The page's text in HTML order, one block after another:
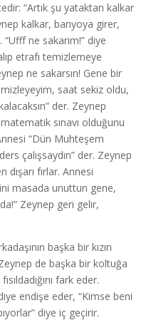
“Artık şu yataktan kalkar
kalkar, banyoya girer,
“Ufff ne sakarım!” diye
etrafı temizlemeye
ne sakarsın! Gene bir
saat sekiz oldu,
der. Zeynep
sınavı olduğunu
“Dün Muhteşem
çalışsaydın” der. Zeynep
fırlar. Annesi
masada unuttun gene,
Zeynep geri gelir,
başka bir kızın
de başka bir koltuğa
fark eder.
endişe eder, “Kimse beni
diye iç geçirir.